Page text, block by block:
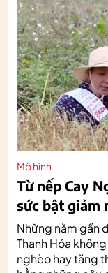
Mô hình
Từ nếp Cay
sức bật giảm
Những năm gần
Thanh Hóa
nghèo hay tăng